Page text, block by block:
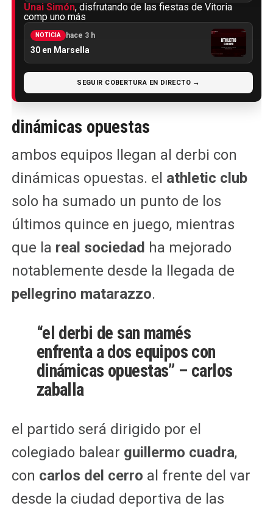
Unai Simón, disfrutando de las fiestas de Vitoria
comp uno más
NOTICIA hace 3 h
30 en Marsella
SEGUIR COBERTURA EN DIRECTO →
dinámicas opuestas
ambos equipos llegan al derbi con
dinámicas opuestas. el athletic club
solo ha sumado un punto de los
últimos quince en juego, mientras
que la real sociedad ha mejorado
notablemente desde la llegada de
pellegrino matarazzo.
“el derbi de san mamés
enfrenta a dos equipos con
dinámicas opuestas” – carlos
zaballa
el partido será dirigido por el
colegiado balear guillermo cuadra,
con carlos del cerro al frente del var
desde la ciudad deportiva de las